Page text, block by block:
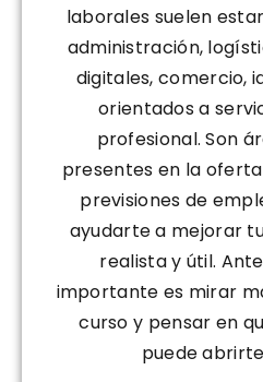
laborales suelen
administración,
digitales, comercio,
orientados a
profesional. Son
presentes en la
previsiones de
ayudarte a mejorar
realista y útil.
importante es mirar
curso y pensar en
puede